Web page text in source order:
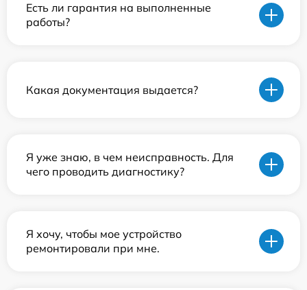
Есть ли гарантия на выполненные
работы?
Какая документация выдается?
Я уже знаю, в чем неисправность. Для
чего проводить диагностику?
Я хочу, чтобы мое устройство
ремонтировали при мне.